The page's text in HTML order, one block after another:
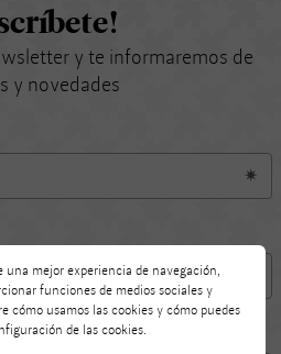
y te informaremos de
y novedades
una mejor experiencia de navegación,
funciones de medios sociales y
cómo usamos las cookies y cómo puedes
de las cookies.